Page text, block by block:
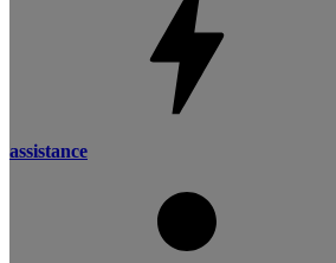
assistance